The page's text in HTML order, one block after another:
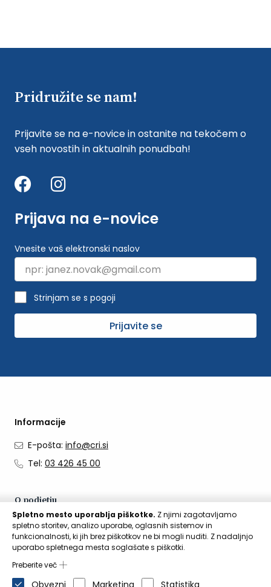
Pridružite se nam!
Prijavite se na e-novice in ostanite na tekočem o
vseh novostih in aktualnih ponudbah!
Prijava na e-novice
Vnesite vaš elektronski naslov
Strinjam se s pogoji
Prijavite se
Informacije
E-pošta: info@cri.si
Tel: 03 426 45 00
O podjetju
O nas
Kontakti
Aktualno
Spletno mesto uporablja piškotke. Z njimi zagotavljamo
spletno storitev, analizo uporabe, oglasnih sistemov in
funkcionalnosti, ki jih brez piškotkov ne bi mogli nuditi. Z nadaljnjo
uporabo spletnega mesta soglašate s piškotki.
Preberite več
Obvezni Marketing Statistika